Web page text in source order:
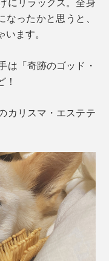
ったかと思うと、
ます。
は「奇跡のゴッド・
カリスマ・エステテ